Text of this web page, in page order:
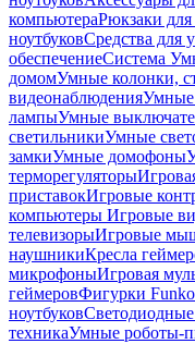
компьютераРюкзаки для
ноутбуковСредства для
обеспечениеСистема
домомУмные колонки,
видеонаблюденияУмные
лампыУмные
светильникиУмные
замкиУмные домофоны
терморегуляторы
приставокИгровые
компьютеры Игровые
телевизорыИгровые
наушникиКресла
микрофоныИгровая
геймеровФигурки
ноутбуков
техникаУмные роботы-